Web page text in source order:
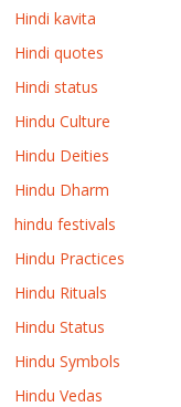
Hindi kavita
Hindi quotes
Hindi status
Hindu Culture
Hindu Deities
Hindu Dharm
hindu festivals
Hindu Practices
Hindu Rituals
Hindu Status
Hindu Symbols
Hindu Vedas